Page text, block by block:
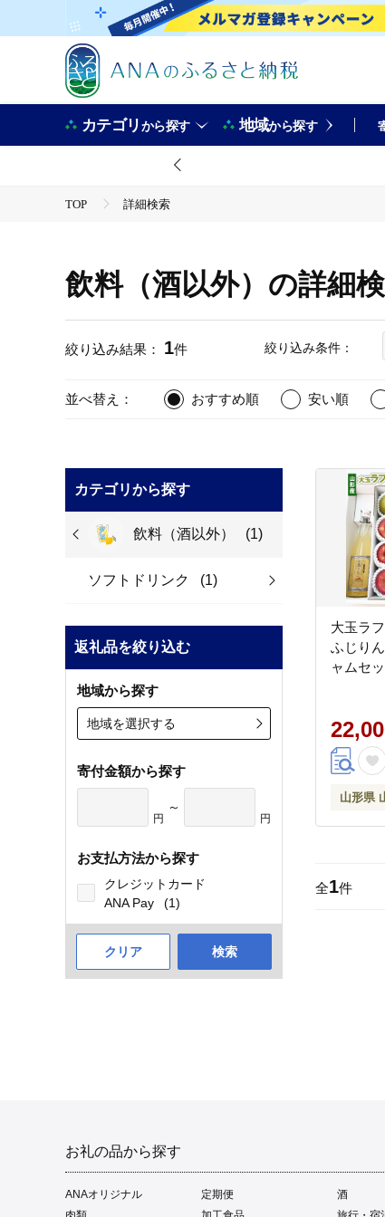
カテゴリから探す 地域から探す
TOP 詳細検索
飲料（酒以外）の詳細
絞り込み結果： 1件 絞り込み条件：
並べ替え： おすすめ順 安い順
カテゴリから探す
飲料（酒以外） (1)
ソフトドリンク (1)
返礼品を絞り込む
地域から探す
地域を選択する
寄付金額から探す
円
～
円
お支払方法から探す
クレジットカード
ANA Pay
(1)
クリア 検索
大玉ラ
ふじり
ャムセ
山形県
全1件
お礼の品から探す
ANAオリジナル 定期便
酒